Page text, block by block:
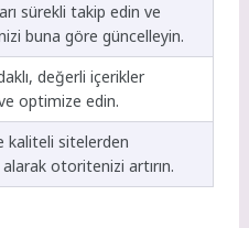
sürekli takip edin ve
buna göre güncelleyin.
değerli içerikler
optimize edin.
kaliteli sitelerden
otoritenizi artırın.